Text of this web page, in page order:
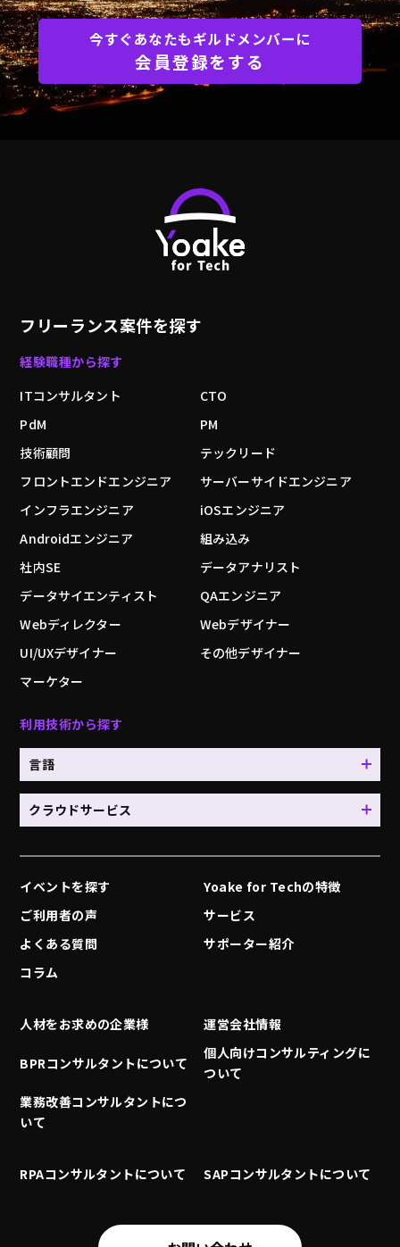
今すぐあなたもギルドメンバーに
会員登録をする
フリーランス案件を探す
経験職種から探す
ITコンサルタント
CTO
PdM
PM
技術顧問
テックリード
フロントエンドエンジニア
サーバーサイドエンジニア
インフラエンジニア
iOSエンジニア
Androidエンジニア
組み込み
社内SE
データアナリスト
データサイエンティスト
QAエンジニア
Webディレクター
Webデザイナー
UI/UXデザイナー
その他デザイナー
マーケター
利用技術から探す
言語
クラウドサービス
イベントを探す
Yoake for Techの特徴
ご利用者の声
サービス
よくある質問
サポーター紹介
コラム
人材をお求めの企業様 運営会社情報
BPRコンサルタントについて
個人向けコンサルティングに
ついて
業務改善コンサルタントにつ
いて
RPAコンサルタントについて SAPコンサルタントについて